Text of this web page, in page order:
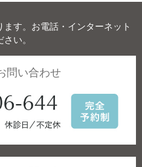
す。お電話・インターネット
い。
問い合わせ